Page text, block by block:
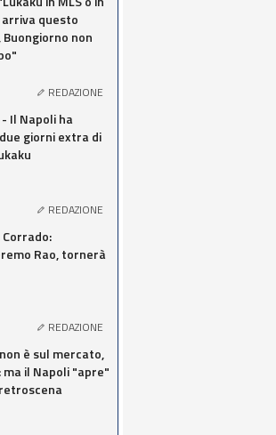
arriva questo
non
REDAZIONE
Il Napoli ha
giorni extra di
REDAZIONE
Corrado:
Rao, tornerà
REDAZIONE
è sul mercato,
il Napoli "apre"